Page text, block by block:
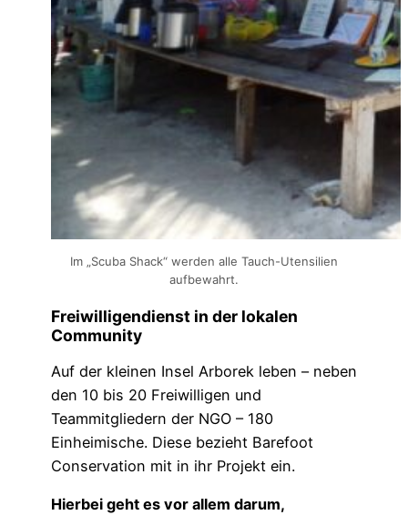
Im „Scuba Shack“ werden alle Tauch-Utensilien
aufbewahrt.
Freiwilligendienst in der lokalen
Community
Auf der kleinen Insel Arborek leben – neben
den 10 bis 20 Freiwilligen und
Teammitgliedern der NGO – 180
Einheimische. Diese bezieht Barefoot
Conservation mit in ihr Projekt ein.
Hierbei geht es vor allem darum,